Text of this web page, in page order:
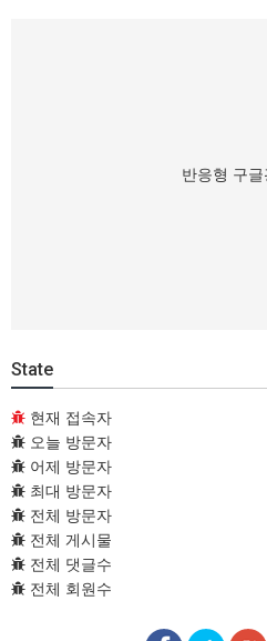
반응형 구
State
현재 접속자
오늘 방문자
어제 방문자
최대 방문자
전체 방문자
전체 게시물
전체 댓글수
전체 회원수